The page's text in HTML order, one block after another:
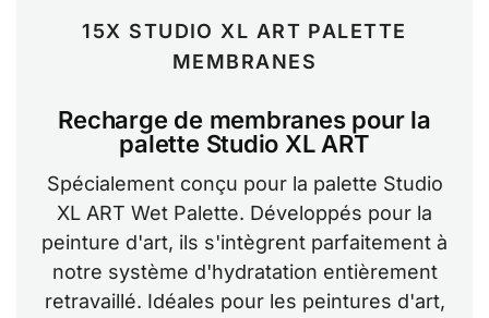
15X STUDIO XL ART PALETTE
MEMBRANES
Recharge de membranes pour la
palette Studio XL ART
Spécialement conçu pour la palette Studio
XL ART Wet Palette. Développés pour la
peinture d'art, ils s'intègrent parfaitement à
notre système d'hydratation entièrement
retravaillé. Idéales pour les peintures d'art,